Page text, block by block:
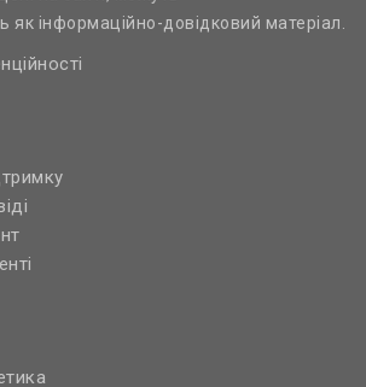
як інформаційно-довідковий матеріал.